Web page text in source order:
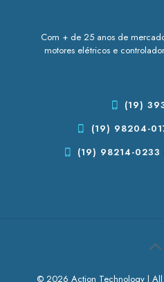
Com + de 25 anos de
motores elétricos e
(19)
(19) 98204-
(19) 98214-
© 2026 Action Technology | All